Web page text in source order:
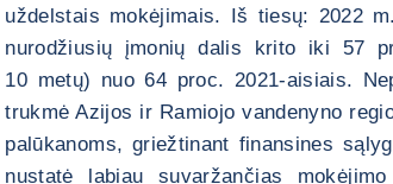
uždelstais mokėjimais. Iš tiesų: 2022
nurodžiusių įmonių dalis krito iki 57
10 metų) nuo 64 proc. 2021-aisiais.
trukmė Azijos ir Ramiojo vandenyno
palūkanoms, griežtinant finansines
nustatė labiau suvaržančias